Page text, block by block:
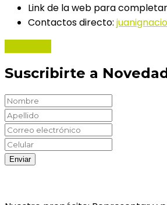
Link de la web para
Contactos directo:
Suscribirte a